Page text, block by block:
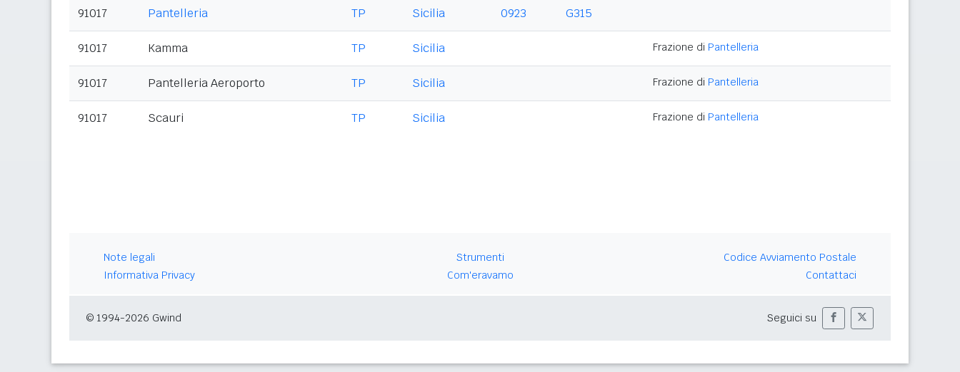
91017 Pantelleria TP Sicilia 0923 G315
91017 Kamma TP Sicilia Frazione di Pantelleria
91017 Pantelleria Aeroporto TP Sicilia Frazione di Pantelleria
91017 Scauri TP Sicilia Frazione di Pantelleria
Note legali
Informativa Privacy
Strumenti
Com'eravamo
Codice Avviamento Postale
Contattaci
© 1994-2026 Gwind Seguici su